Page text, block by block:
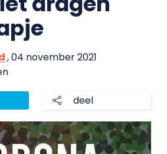
, 04 november 2021
deel